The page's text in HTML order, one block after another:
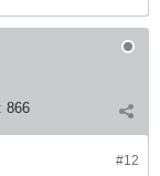
866
#12